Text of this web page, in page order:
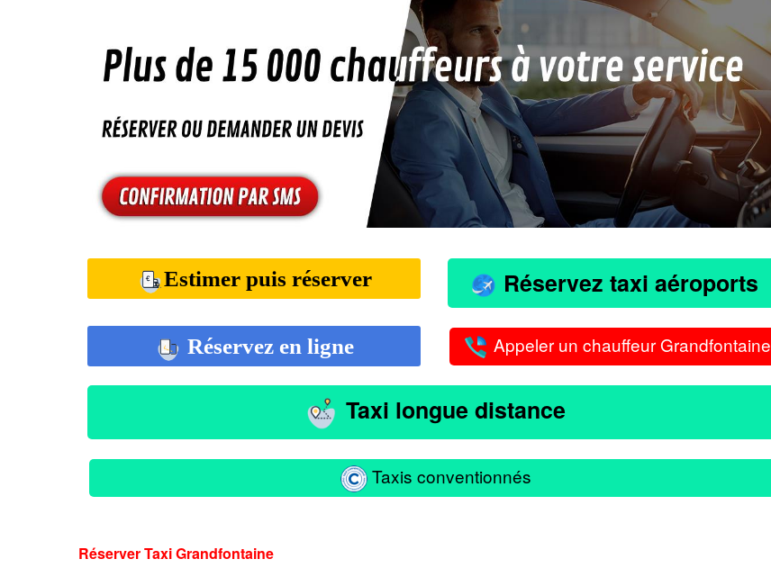
Estimer puis réserver Réservez taxi aéroports
Réservez en ligne Appeler un chauffeur Grandfontaine
Taxi longue distance
Taxis conventionnés
Réserver Taxi Grandfontaine